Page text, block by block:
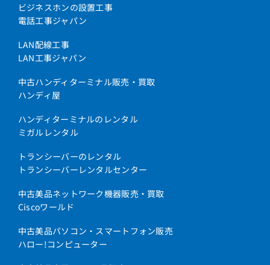
ビジネスホンの設置工事
電話工事ジャパン
LAN配線工事
LAN工事ジャパン
中古ハンディターミナル販売・買取
ハンディ屋
ハンディターミナルのレンタル
ミガルレンタル
トランシーバーのレンタル
トランシーバーレンタルセンター
中古美品ネットワーク機器販売・買取
Ciscoワールド
中古美品パソコン・スマートフォン販売
ハロー!コンピューター